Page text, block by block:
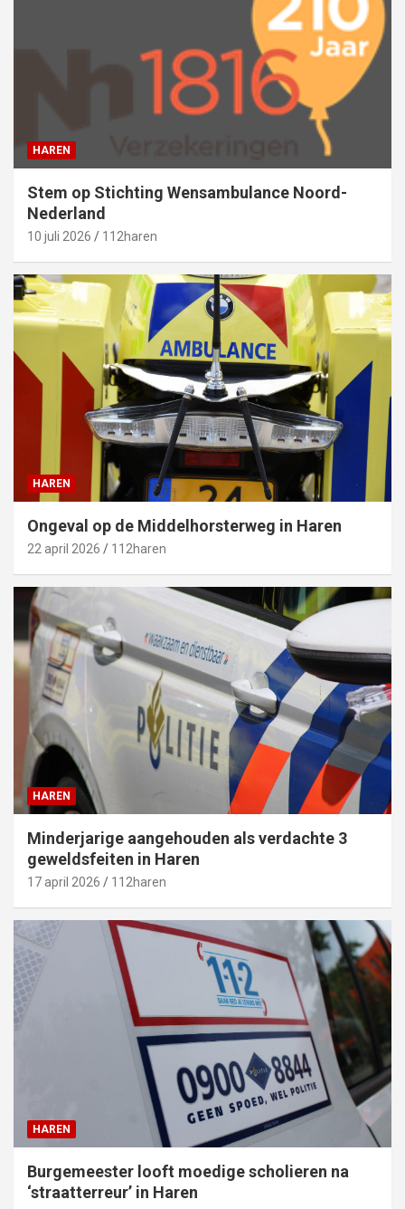
HAREN
Stem op Stichting Wensambulance Noord-
Nederland
10 juli 2026 112haren
HAREN
Ongeval op de Middelhorsterweg in Haren
22 april 2026 112haren
HAREN
Minderjarige aangehouden als verdachte 3
geweldsfeiten in Haren
17 april 2026 112haren
HAREN
Burgemeester looft moedige scholieren na
‘straatterreur’ in Haren